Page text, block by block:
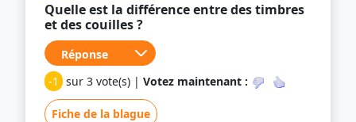
Quelle est la différence entre des timbres
et des couilles ?
-1 sur 3 vote(s) | Votez maintenant :
Fiche de la blague